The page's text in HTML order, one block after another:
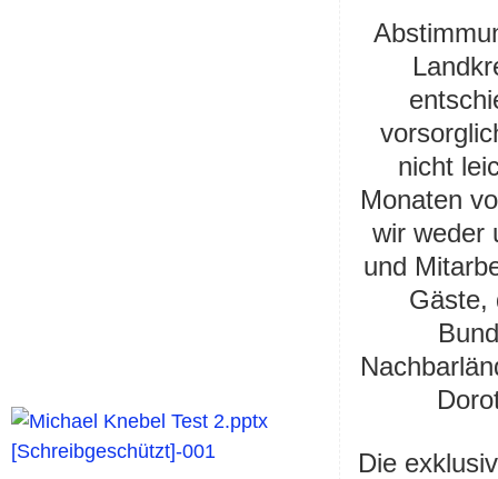
nicht
Monaten
wir weder
und
Gäste,
Die